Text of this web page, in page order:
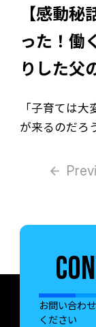
【感動
った！働
りした父
「子育ては
が来るのだろ
そ読んでほ
ます。 これ
お問い合わ
ください